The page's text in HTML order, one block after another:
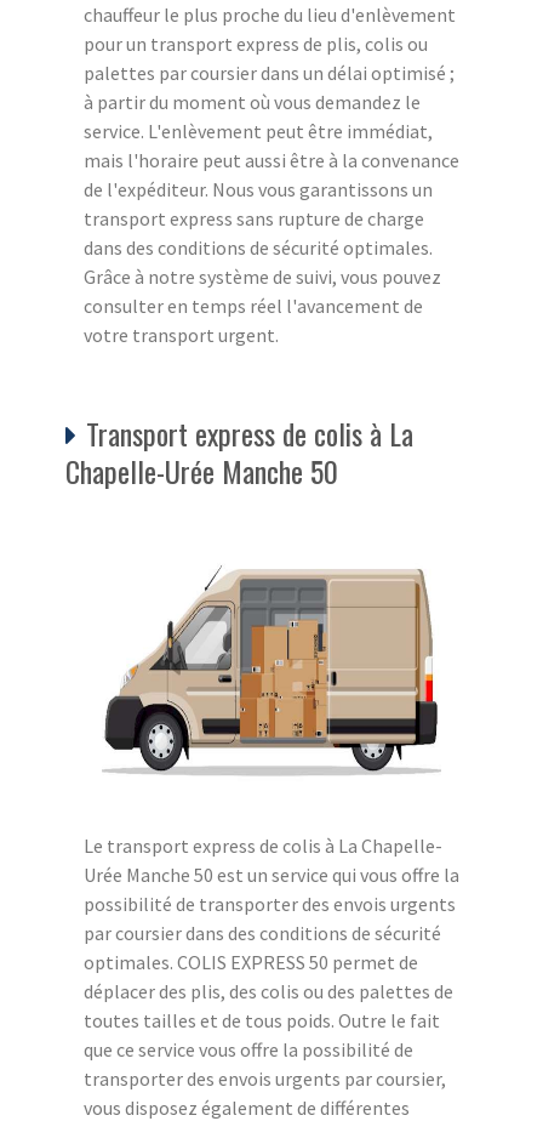
chauffeur le plus proche du lieu d'enlèvement
pour un transport express de plis, colis ou
palettes par coursier dans un délai optimisé ;
à partir du moment où vous demandez le
service. L'enlèvement peut être immédiat,
mais l'horaire peut aussi être à la convenance
de l'expéditeur. Nous vous garantissons un
transport express sans rupture de charge
dans des conditions de sécurité optimales.
Grâce à notre système de suivi, vous pouvez
consulter en temps réel l'avancement de
votre transport urgent.
Transport express de colis à La
Chapelle-Urée Manche 50
Le transport express de colis à La Chapelle-
Urée Manche 50 est un service qui vous offre la
possibilité de transporter des envois urgents
par coursier dans des conditions de sécurité
optimales. COLIS EXPRESS 50 permet de
déplacer des plis, des colis ou des palettes de
toutes tailles et de tous poids. Outre le fait
que ce service vous offre la possibilité de
transporter des envois urgents par coursier,
vous disposez également de différentes